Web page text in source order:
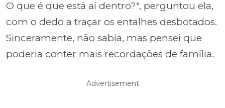
O que é que está aí dentro?", perguntou ela,
com o dedo a traçar os entalhes desbotados.
Sinceramente, não sabia, mas pensei que
poderia conter mais recordações de família.
Advertisement